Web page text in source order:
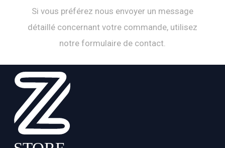
Si vous préférez nous envoyer un message
détaillé concernant votre commande, utilisez
notre formulaire de contact.